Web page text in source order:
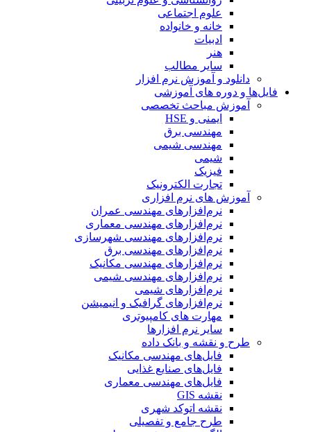
علوم اجتماعی
خانه و خانواده
ادبیات
هنر
سایر مطالب
دانلود و آموزش نرم افزار
فایل‌ها و دوره های آموزشی
آموزش مباحث تخصصی
ایمنی و HSE
مهندسی برق
مهندسی شیمی
شیمی
فیزیک
تجارت الکترونیک
آموزش های نرم افزاری
نرم‌افزارهای مهندسی عمران
نرم‌افزارهای مهندسی معماری
نرم‌افزارهای مهندسی شهرسازی
نرم‌افزارهای مهندسی برق
نرم‌افزارهای مهندسی مکانیک
نرم‌افزارهای مهندسی شیمی
نرم‌افزارهای شیمی
نرم‌افزارهای گرافیک و انیمیشن
مهارت های کامپیوتری
سایر نرم افزارها
طرح و نقشه و بانک داده
فایل‌های مهندسی مکانیک
فایل‌های صنایع غذایی
فایل‌های مهندسی معماری
نقشه GIS
نقشه اتوکد شهری
طرح جامع و تفصیلی